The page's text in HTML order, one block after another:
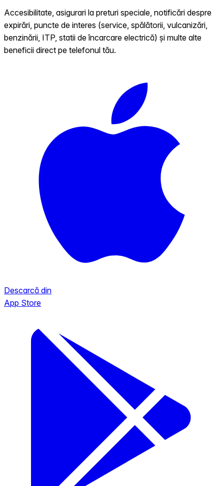
Accesibilitate, asigurari la preturi speciale, notificări despre
expirări, puncte de interes (service, spălătorii, vulcanizări,
benzinării, ITP, statii de încarcare electrică) și multe alte
beneficii direct pe telefonul tău.
Descarcă din
App Store